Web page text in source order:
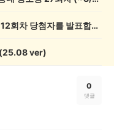
💰[당첨자 발표] 우리 동네 썰전 12회차 당첨자를 발표합니다!
(25.08 ver)
0
댓글